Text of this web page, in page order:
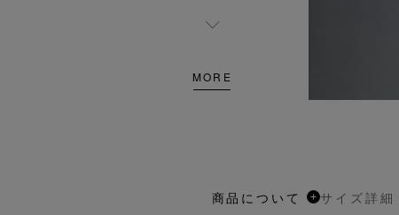
MORE
商品について サイズ詳細